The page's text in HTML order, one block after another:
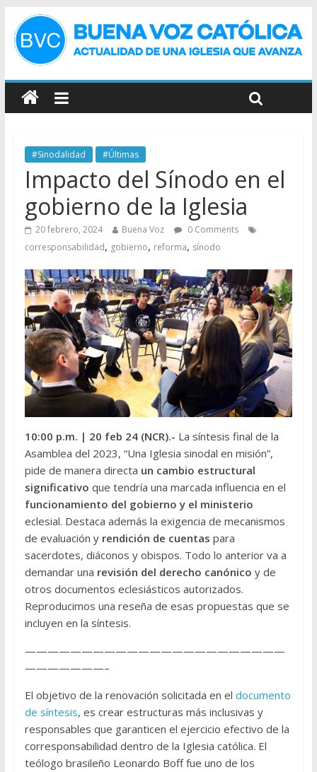
#Sinodalidad #Últimas
Impacto del Sínodo en el
gobierno de la Iglesia
20 febrero, 2024 Buena Voz
0 Comments
corresponsabilidad, gobierno, reforma, sínodo
10:00 p.m. | 20 feb 24 (NCR).- La síntesis final de la
Asamblea del 2023, “Una Iglesia sinodal en misión”,
pide de manera directa un cambio estructural
significativo que tendría una marcada influencia en el
funcionamiento del gobierno y el ministerio
eclesial. Destaca además la exigencia de mecanismos
de evaluación y rendición de cuentas para
sacerdotes, diáconos y obispos. Todo lo anterior va a
demandar una revisión del derecho canónico y de
otros documentos eclesiásticos autorizados.
Reproducimos una reseña de esas propuestas que se
incluyen en la síntesis.
———————————————————————
———————–
El objetivo de la renovación solicitada en el documento
de síntesis, es crear estructuras más inclusivas y
responsables que garanticen el ejercicio efectivo de la
corresponsabilidad dentro de la Iglesia católica. El
teólogo brasileño Leonardo Boff fue uno de los